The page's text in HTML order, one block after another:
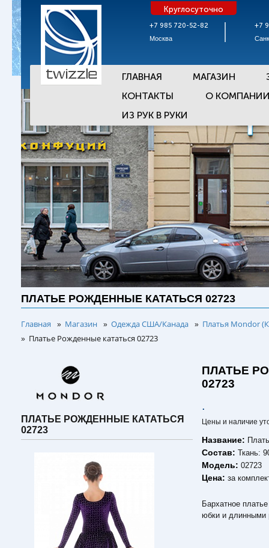
+7 985 720-52-82
Москва
Круглосуточно
+7
ГЛАВНАЯ МАГАЗИН
КОНТАКТЫ
О
ИЗ РУК В РУКИ
ПЛАТЬЕ РОЖДЕННЫЕ КАТАТЬСЯ 02723
Главная » Магазин » Одежда США/Канада » Платья Mondor
» Платье Рожденные кататься 02723
ПЛАТЬЕ РОЖДЕННЫЕ КАТАТЬСЯ
02723
ПЛАТЬЕ
02723
.
Цены и наличие
Название:
Состав:Ткань:
Модель:02723
Цена:за
Бархатное
юбки и длинными